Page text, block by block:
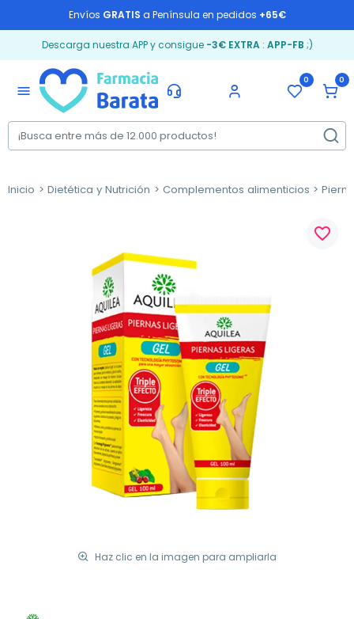
Envíos GRATIS a Península en pedidos +65€
Descarga nuestra APP y consigue -3€ EXTRA: APP-FB ;)
menu
0 0
Inicio Dietética y Nutrición Complementos alimenticios
Haz clic en la imagen para ampliarla
favorite_border